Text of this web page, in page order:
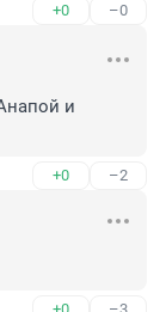
+0 –0
и
+0 –2